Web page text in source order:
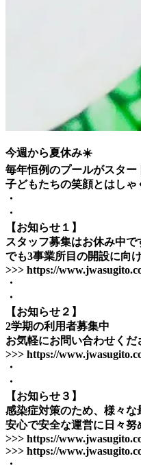
今週から夏休み☀️
毎年恒例のプールがスター
子どもたちの笑顔とはしゃ
・
・
【お知らせ１】
スタッフ募集はお休み中で
でも3事業所目の開設に向
>>> https://
・
・
【お知らせ２】
2学期の利用者募集中
お気軽にお問い合わせくだ
>>> https://
・
・
【お知らせ３】
感染症対策のため、様々な
安心で安全な運営に日々努
>>> https://
>>> https://